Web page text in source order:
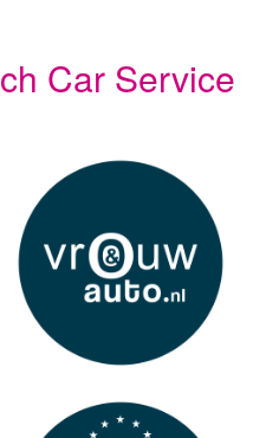
Car Service